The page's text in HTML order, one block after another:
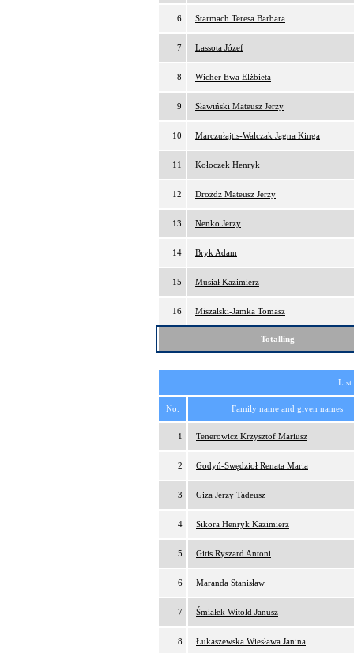
6 Starmach Teresa Barbara
7 Lassota Józef
8 Wicher Ewa Elżbieta
9 Sławiński Mateusz Jerzy
10 Marczułajtis-Walczak Jagna Kinga
11 Kołoczek Henryk
12 Drożdż Mateusz Jerzy
13 Nenko Jerzy
14 Bryk Adam
15 Musiał Kazimierz
16 Miszalski-Jamka Tomasz
Totalling
List
No. Family name and given names
1 Tenerowicz Krzysztof Mariusz
2 Godyń-Swędzioł Renata Maria
3 Giza Jerzy Tadeusz
4 Sikora Henryk Kazimierz
5 Gitis Ryszard Antoni
6 Maranda Stanisław
7 Śmiałek Witold Janusz
8 Łukaszewska Wiesława Janina